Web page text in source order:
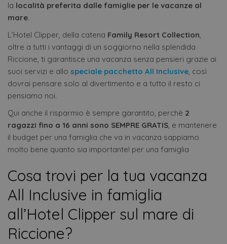
la località preferita dalle famiglie per le vacanze al
mare.
L’Hotel Clipper, della catena Family Resort Collection,
oltre a tutti i vantaggi di un soggiorno nella splendida
Riccione, ti garantisce una vacanza senza pensieri grazie ai
suoi servizi e allo speciale pacchetto All Inclusive, così
dovrai pensare solo al divertimento e a tutto il resto ci
pensiamo noi.
Qui anche il risparmio è sempre garantito, perchè 2
ragazzi fino a 16 anni sono SEMPRE GRATIS, e mantenere
il budget per una famiglia che va in vacanza sappiamo
molto bene quanto sia importante! per una famiglia
Cosa trovi per la tua vacanza
All Inclusive in famiglia
all’Hotel Clipper sul mare di
Riccione?